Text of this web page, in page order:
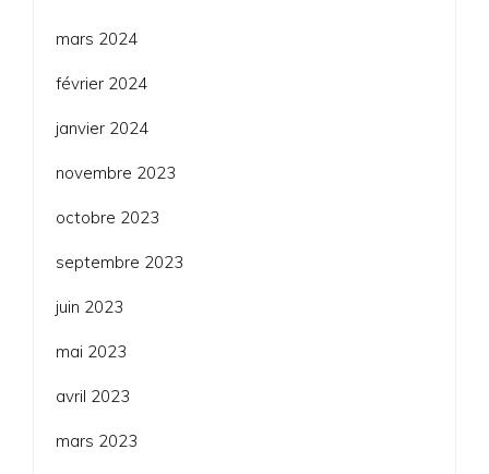
mars 2024
février 2024
janvier 2024
novembre 2023
octobre 2023
septembre 2023
juin 2023
mai 2023
avril 2023
mars 2023